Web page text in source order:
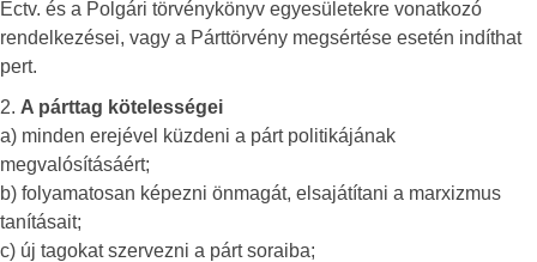
Ectv. és a Polgári törvénykönyv egyesületekre vonatkozó
rendelkezései, vagy a Párttörvény megsértése esetén indíthat
pert.
2. A párttag kötelességei
a) minden erejével küzdeni a párt politikájának
megvalósításáért;
b) folyamatosan képezni önmagát, elsajátítani a marxizmus
tanításait;
c) új tagokat szervezni a párt soraiba;